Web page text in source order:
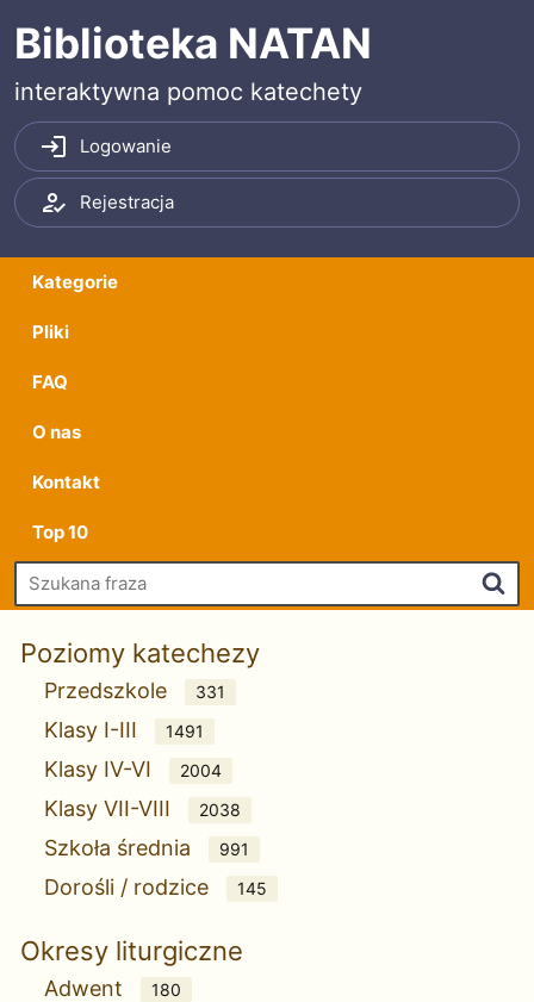
Przeskocz do treści
Przeskocz do menu
Biblioteka NATAN
interaktywna pomoc katechety
Logowanie
Rejestracja
Kategorie
Pliki
FAQ
O nas
Kontakt
Top 10
Poziomy katechezy
Przedszkole 331
Klasy I-III 1491
Klasy IV-VI 2004
Klasy VII-VIII 2038
Szkoła średnia 991
Dorośli / rodzice 145
Okresy liturgiczne
Adwent 180